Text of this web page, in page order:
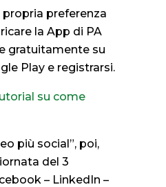
propria preferenza
la App di PA
gratuitamente su
Play e registrarsi.
su come
più social”, poi,
del 3
– LinkedIn –